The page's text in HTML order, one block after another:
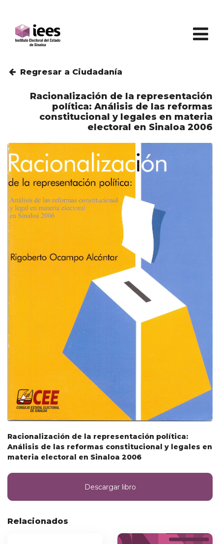
Regresar a Ciudadanía
Racionalización de la representación
política: Análisis de las reformas
constitucional y legales en materia
electoral en Sinaloa 2006
Racionalización de la representación política:
Análisis de las reformas constitucional y legales en
materia electoral en Sinaloa 2006
Descargar libro
Relacionados